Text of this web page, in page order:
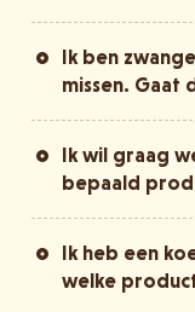
Ik ben
missen. Gaat
Ik wil graag
bepaald
Ik heb een
welke